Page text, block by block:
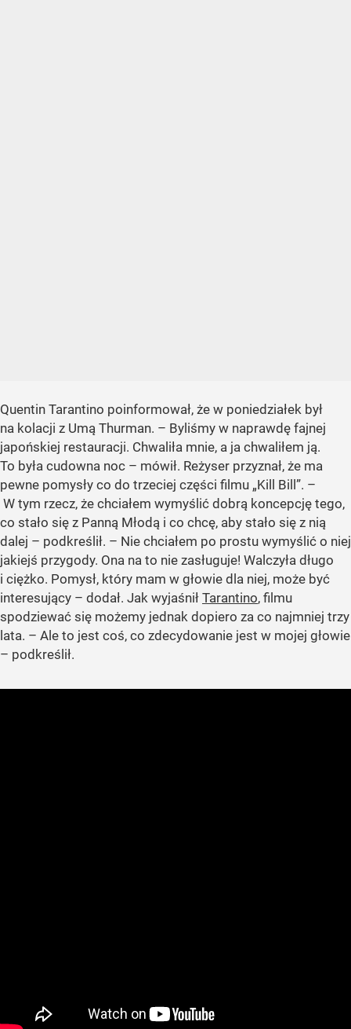
Quentin Tarantino poinformował, że w poniedziałek był
na kolacji z Umą Thurman. – Byliśmy w naprawdę fajnej
japońskiej restauracji. Chwaliła mnie, a ja chwaliłem ją.
To była cudowna noc – mówił. Reżyser przyznał, że ma
pewne pomysły co do trzeciej części filmu „Kill Bill”. –
W tym rzecz, że chciałem wymyślić dobrą koncepcję tego,
co stało się z Panną Młodą i co chcę, aby stało się z nią
dalej – podkreślił. – Nie chciałem po prostu wymyślić o niej
jakiejś przygody. Ona na to nie zasługuje! Walczyła długo
i ciężko. Pomysł, który mam w głowie dla niej, może być
interesujący – dodał. Jak wyjaśnił Tarantino, filmu
spodziewać się możemy jednak dopiero za co najmniej trzy
lata. – Ale to jest coś, co zdecydowanie jest w mojej głowie
– podkreślił.